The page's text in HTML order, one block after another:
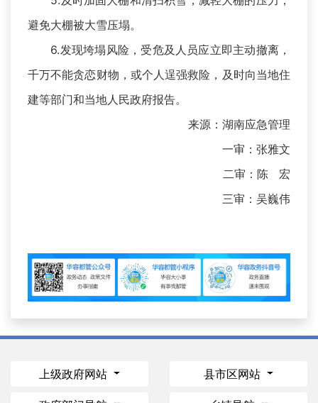
避免大棚被大雪压塌。
6.发现垮塌风险，受危及人员应立即主动撤离，
千万不能贪恋财物，或个人逞强救险，及时向当地住
建等部门和当地人民政府报告。
来源：湖南应急管理
一审：张雅文
二审：陈 宏
三审：吴巍伟
上级政府网站 县市区网站